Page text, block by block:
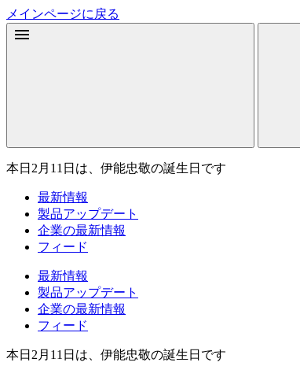
メインページに戻る
本日2月11日は、伊能忠敬の誕生日です
最新情報
製品アップデート
企業の最新情報
フィード
最新情報
製品アップデート
企業の最新情報
フィード
本日2月11日は、伊能忠敬の誕生日です